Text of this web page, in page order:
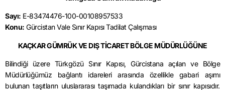
Sayı: E-83474476-100-00108957533
Konu: Gürcistan Vale Sınır Kapısı Tadilat Çalışması
KAÇKAR GÜMRÜK VE DIŞ TİCARET BÖLGE MÜDÜRLÜĞÜNE
Bilindiği üzere Türkgözü Sınır Kapısı, Gürcistana açılan ve Bölge
Müdürlüğümüz bağlantı idareleri arasında özellikle gabari aşımı
bulunan taşıtların uluslararası taşımada kulandıkları bir sınır kapısıdır.